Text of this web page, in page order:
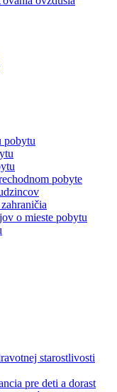
pobytu
pobyte
o mieste pobytu
starostlivosti
pre deti a dorast